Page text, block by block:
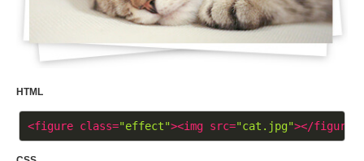
HTML
<figure class="effect"><img src="cat.jpg"></figure